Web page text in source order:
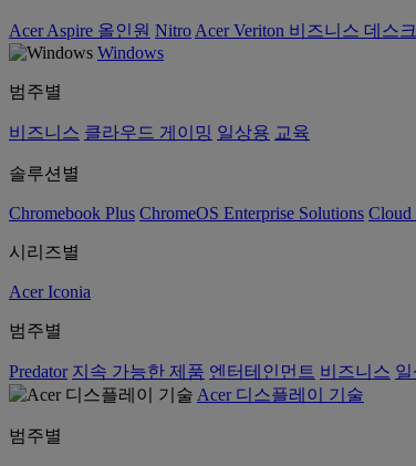
Acer Aspire 올인원 Nitro Acer Veriton 비즈니스 데스
Windows
범주별
비즈니스 클라우드 게이밍 일상용 교육
솔루션별
Chromebook Plus ChromeOS Enterprise Solutions Cloud
시리즈별
Acer Iconia
범주별
Predator 지속 가능한 제품 엔터테인먼트 비즈니스
Acer 디스플레이 기술
범주별